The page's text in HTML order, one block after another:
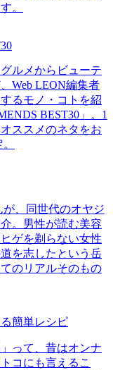
。
ルメからビューテ
Web LEON編集者
るモノ・コトを紹
BEST30」。1
ススメのネタをお
が、同世代のオヤジ
。男性が読む美容
ゲを剃らない女性
を志したという岳
のリアルそのもの
簡単レシピ
って、昔はオンナ
コにも言えるこ